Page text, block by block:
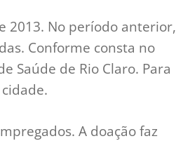
2013. No período anterior,
Conforme consta no
Saúde de Rio Claro. Para
A doação faz